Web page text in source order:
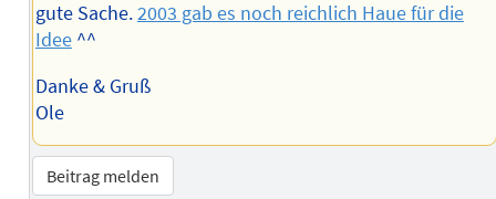
gute Sache.2003 gab es noch reichlich Haue für die
Idee^^
Danke & Gruß
Ole
Beitrag melden